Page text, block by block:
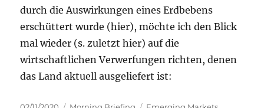
durch die Auswirkungen eines Erdbebens
erschüttert wurde (hier), möchte ich den Blick
mal wieder (s. zuletzt hier) auf die
wirtschaftlichen Verwerfungen richten, denen
das Land aktuell ausgeliefert ist:
VeröffentlichtKategorien Schlagwörter